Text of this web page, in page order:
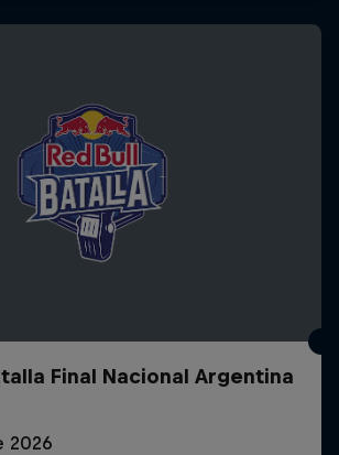
Final Nacional Argentina
2026